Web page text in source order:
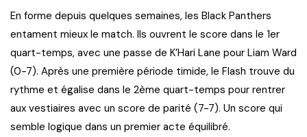
En forme depuis quelques semaines, les Black Panthers
entament mieux le match. Ils ouvrent le score dans le 1er
quart-temps, avec une passe de K’Hari Lane pour Liam Ward
(0-7). Après une première période timide, le Flash trouve du
rythme et égalise dans le 2ème quart-temps pour rentrer
aux vestiaires avec un score de parité (7-7). Un score qui
semble logique dans un premier acte équilibré.